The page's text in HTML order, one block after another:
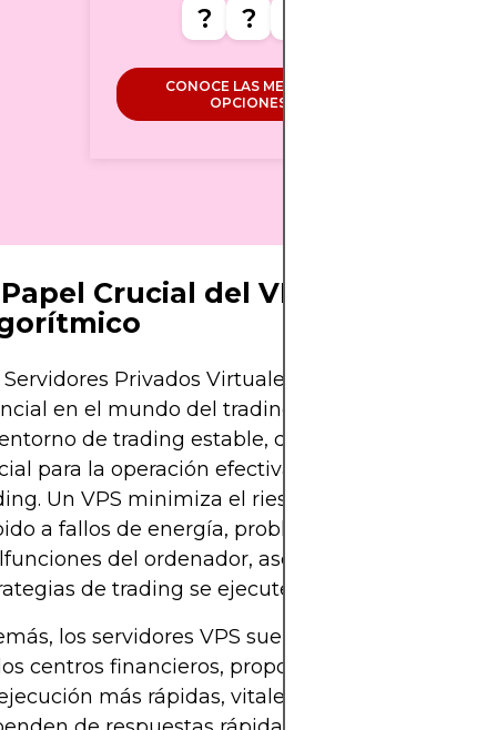
? ?
CONOCE LAS MEJORES
OPCIONES
Crucial del VPS en el
Servidores Privados Virtuales (VPS) juegan un
en el mundo del trading algorítmico.
de trading estable, confiable y continuo,
para la operación efectiva de algoritmos de
Un VPS minimiza el riesgo de inactividad
a fallos de energía, problemas de internet o
del ordenador, asegurando que las
de trading se ejecuten sin interrupciones.
los servidores VPS suelen estar ubicados
centros financieros, proporcionando
más rápidas, vitales para estrategias